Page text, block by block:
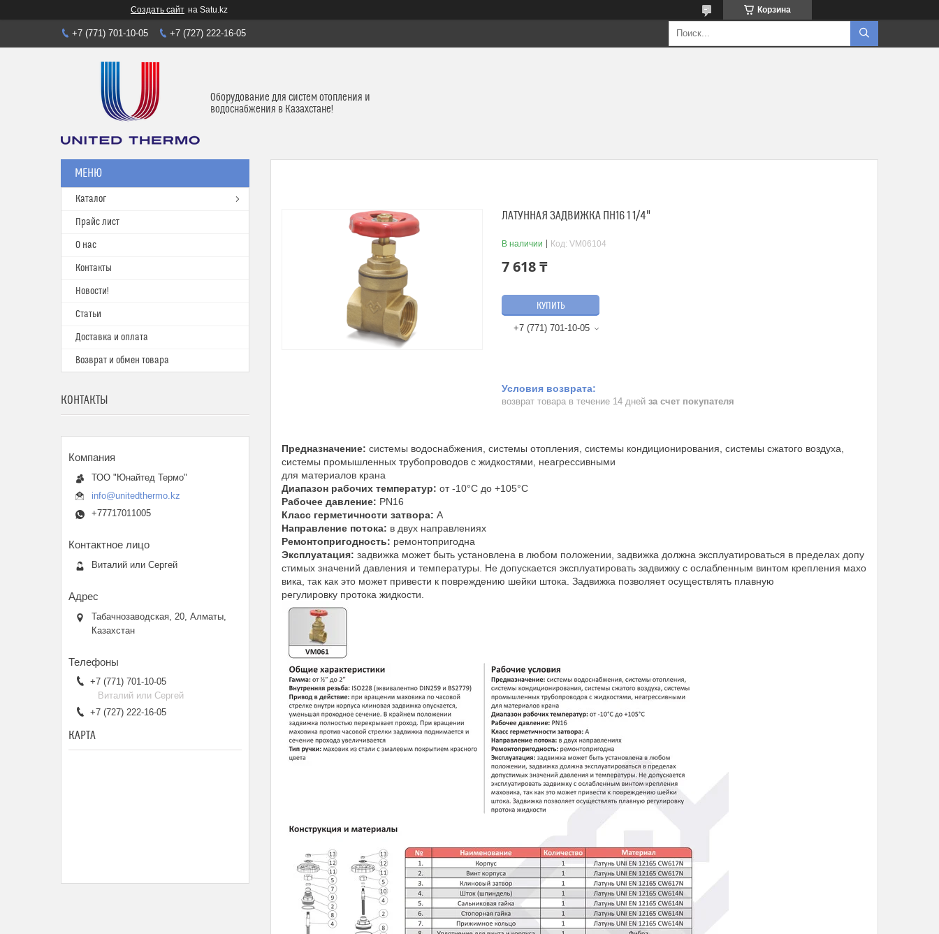
Создать сайт на Satu.kz Корзина
+7 (771) 701-10-05 +7 (727) 222-16-05
Оборудование для систем отопления и
водоснабжения в Казахстане!
ЛАТУННАЯ ЗАДВИЖКА ПН16 1 1/4"
В наличии Код: VM06104
7 618 ₸
КУПИТЬ
+7 (771) 701-10-05
возврат товара в течение 14 дней за счет покупателя
Предназначение: системы водоснабжения, системы отопления, системы кондиционирования, системы сжатого воздуха,
системы промышленных трубопроводов с жидкостями, неагрессивными
для материалов крана
Диапазон рабочих температур: от -10°С до +105°С
Рабочее давление: PN16
Класс герметичности затвора: А
Направление потока: в двух направлениях
Ремонтопригодность: ремонтопригодна
Эксплуатация: задвижка может быть установлена в любом положении, задвижка должна эксплуатироваться в пределах допу
стимых значений давления и температуры. Не допускается эксплуатировать задвижку с ослабленным винтом крепления махо
вика, так как это может привести к повреждению шейки штока. Задвижка позволяет осуществлять плавную
регулировку протока жидкости.
Каталог
Прайс лист
О нас
Контакты
Новости!
Статьи
Доставка и оплата
Возврат и обмен товара
КОНТАКТЫ
ТОО "Юнайтед Термо"
info@unitedthermo.kz
+77717011005
Виталий или Сергей
Табачнозаводская, 20, Алматы,
Казахстан
+7 (771) 701-10-05
Виталий или Сергей
+7 (727) 222-16-05
КАРТА